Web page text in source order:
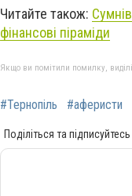
Читайте також:
фінансові піраміди
Якщо ви помітили помилку,
#Тернопіль #аферисти
Поділіться та